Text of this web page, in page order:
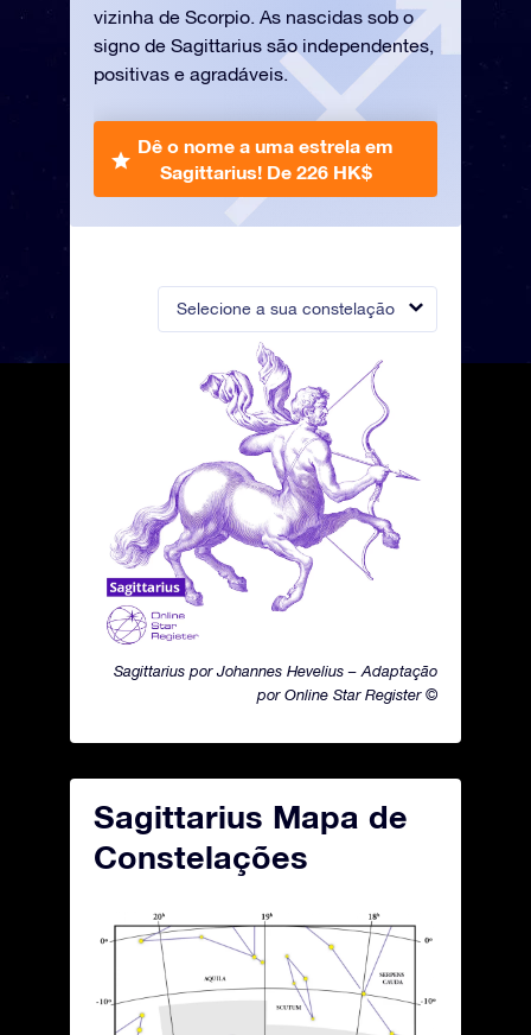
Selecione a sua constelação
Sagittarius por Johannes Hevelius – Adaptação
por Online Star Register ©
vizinha de Scorpio. As nascidas sob o
signo de Sagittarius são independentes,
positivas e agradáveis.
Dê o nome a uma estrela em
Sagittarius! De 226 HK$
Sagittarius Mapa de
Constelações